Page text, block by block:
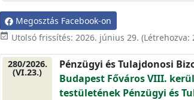
Megosztás Facebook-on
event_available Utolsó frissítés: 2026. június 29. (Létrehozva:
280/2026.
(VI.23.)
Pénzügyi és Tulajdonosi
Budapest Főváros VIII.
testületének Pénzügyi és